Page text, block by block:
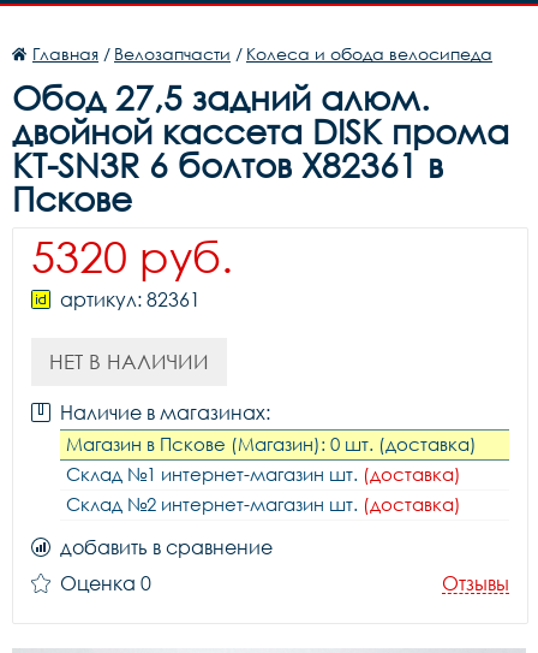
Главная / Велозапчасти / Колеса и обода велосипеда
Обод 27,5 задний алюм.
двойной кассета DISK прома
KT-SN3R 6 болтов X82361 в
Пскове
5320 руб.
артикул: 82361
НЕТ В НАЛИЧИИ
Наличие в магазинах:
Магазин в Пскове (Магазин): 0 шт. (доставка)
Склад №1 интернет-магазин шт. (доставка)
Склад №2 интернет-магазин шт. (доставка)
добавить в сравнение
Оценка 0
Отзывы